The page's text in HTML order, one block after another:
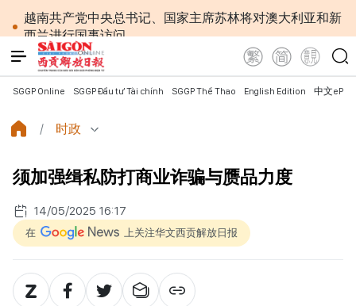
越南共产党中央总书记、国家主席苏林将对澳大利亚和新
西兰进行国事访问
政府总理黎明兴：网络安全必须做到“维护系统”与
“保护人员”紧密结合
越南政府总理黎明兴会见马来西亚国防部长
日益活跃
党中央总书记、国家主席苏林：建设一部科学严谨、
苏林总书记、国家主席会见东盟国家驻河内使节：共
越南国会常务委员会会议：提交国会审议通过设立广
宁市和北宁市《决议》
政府总理黎明兴：外交部门为构建有利于发展的对外
越南第十六届国会第一次非常规会议：主动防范传统
与非传统安全威胁
SGGP Online SGGP Đầu tư Tài chính SGGP Thể Thao English Edition 中文
时政
须加强缉私防打商业诈骗与赝品力度
14/05/2025 16:17
在 上关注华文西贡解放日报